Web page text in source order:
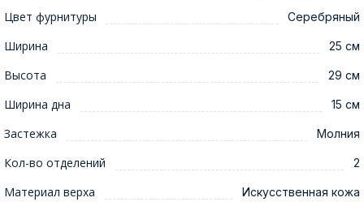
Цвет фурнитуры Серебряный
Ширина 25 см
Высота 29 см
Ширина дна 15 см
Застежка Молния
Кол-во отделений 2
Материал верха Искусственная кожа